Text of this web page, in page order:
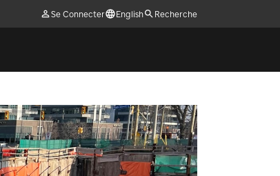
Se Connecter English Recherche